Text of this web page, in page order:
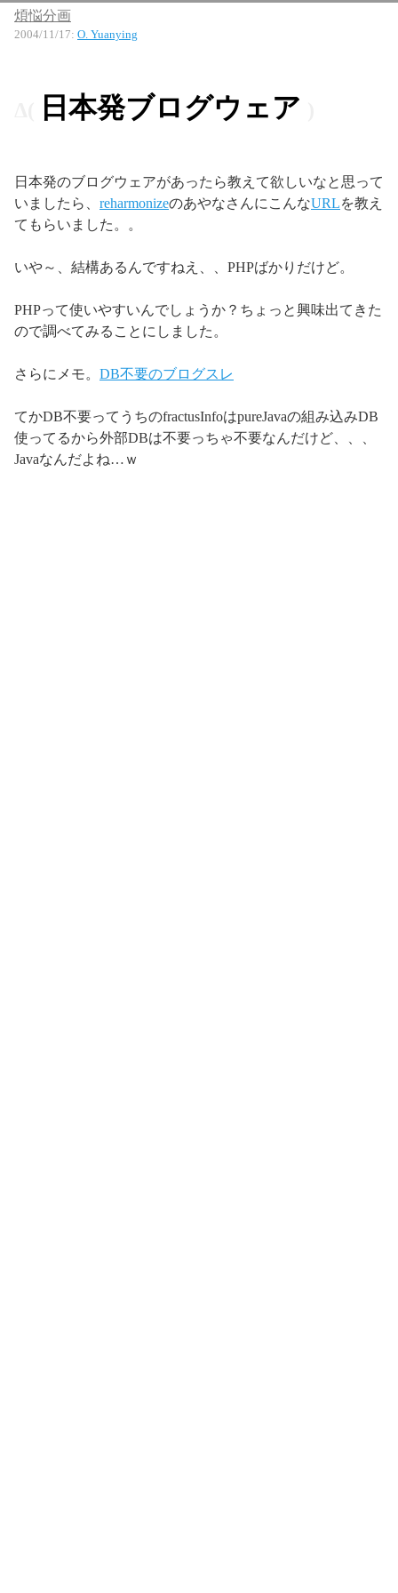
煩悩分画
2004/11/17: O. Yuanying
日本発ブログウェア
日本発のブログウェアがあったら教えて欲しいなと思って
いましたら、 reharmonizeのあやなさんにこんなURLを教え
てもらいました。。
いや～、結構あるんですねえ、、PHPばかりだけど。
PHPって使いやすいんでしょうか？ちょっと興味出てきた
ので調べてみることにしました。
さらにメモ。 DB不要のブログスレ
てかDB不要ってうちのfractusInfoはpureJavaの組み込みDB
使ってるから外部DBは不要っちゃ不要なんだけど、、、
Javaなんだよね…ｗ